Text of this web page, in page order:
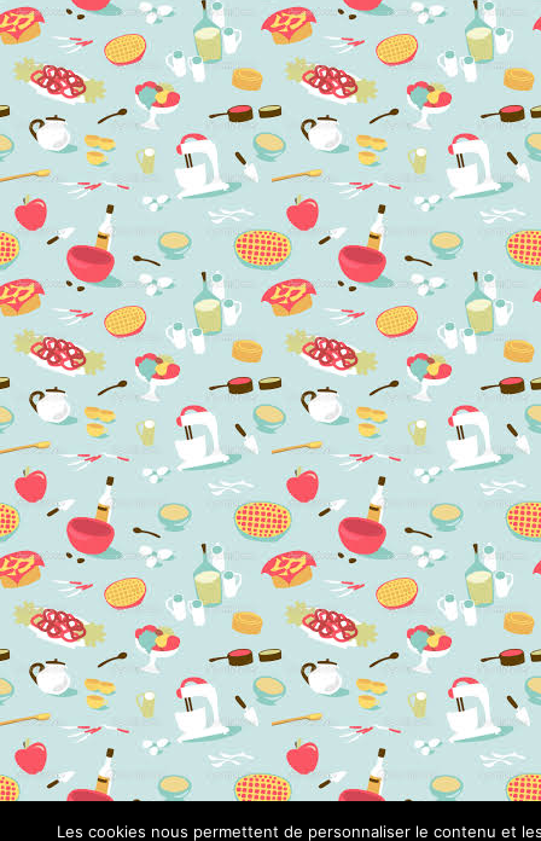
Les cookies nous permettent de personnaliser le contenu et